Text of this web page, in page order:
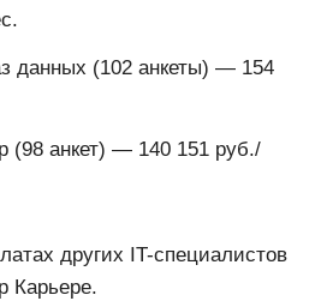
данных (102 анкеты) — 154
(98 анкет) — 140 151 руб./
других IT-специалистов
Карьере.